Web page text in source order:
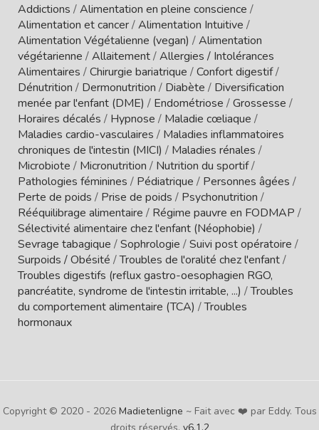
Addictions /Alimentation en pleine conscience /
Alimentation et cancer/Alimentation Intuitive /
Alimentation Végétalienne (vegan) /Alimentation
végétarienne /Allaitement/Allergies / Intolérances
Alimentaires /Chirurgie bariatrique /Confort digestif/
Dénutrition / Dermonutrition / Diabète / Diversification
menée par l'enfant (DME) / Endométriose /Grossesse /
Horaires décalés / Hypnose / Maladie cœliaque /
Maladies cardio-vasculaires / Maladies inflammatoires
chroniques de l'intestin (MICI) / Maladies rénales /
Microbiote / Micronutrition / Nutrition du sportif/
Pathologies féminines / Pédiatrique / Personnes âgées /
Perte de poids / Prise de poids / Psychonutrition /
Rééquilibrage alimentaire / Régime pauvre en FODMAP /
Sélectivité alimentaire chez l'enfant (Néophobie) /
Sevrage tabagique /Sophrologie /Suivi post opératoire /
Surpoids / Obésité /Troubles de l'oralité chez l'enfant/
Troubles digestifs (reflux gastro-oesophagien RGO,
pancréatite, syndrome de l'intestin irritable, ...) /Troubles
du comportement alimentaire (TCA) /Troubles
hormonaux
Copyright © 2020 - 2026 Madietenligne ~ Fait avec ❤️ par Eddy. Tous